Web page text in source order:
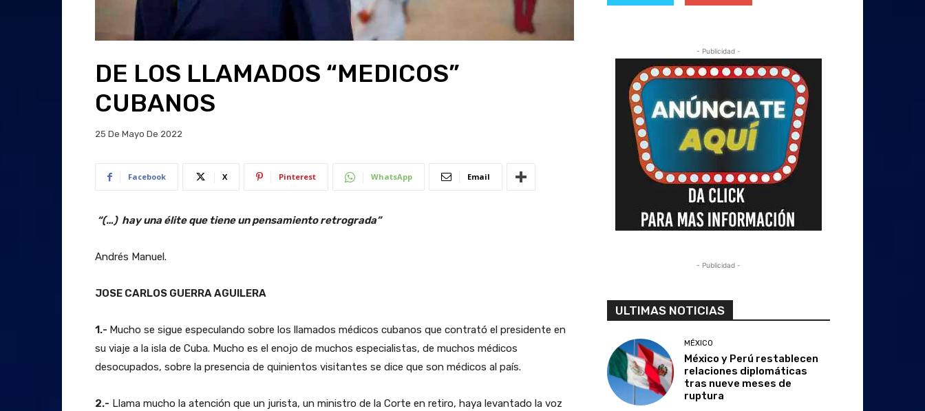
DE LOS LLAMADOS “MEDICOS”
CUBANOS
25 De Mayo De 2022
Facebook X Pinterest WhatsApp Email
“(…) hay una élite que tiene un pensamiento retrograda”
Andrés Manuel.
JOSE CARLOS GUERRA AGUILERA
1.- Mucho se sigue especulando sobre los llamados médicos cubanos que contrató el presidente en
su viaje a la isla de Cuba. Mucho es el enojo de muchos especialistas, de muchos médicos
desocupados, sobre la presencia de quinientos visitantes se dice que son médicos al país.
2.- Llama mucho la atención que un jurista, un ministro de la Corte en retiro, haya levantado la voz
- Publicidad -
- Publicidad -
ULTIMAS NOTICIAS
MÉXICO
México y Perú restablecen
relaciones diplomáticas
tras nueve meses de
ruptura